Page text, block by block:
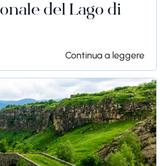
del Lago di
Continua a leggere